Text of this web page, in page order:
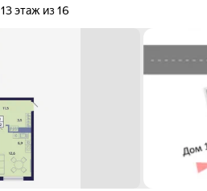
13 этаж из 16